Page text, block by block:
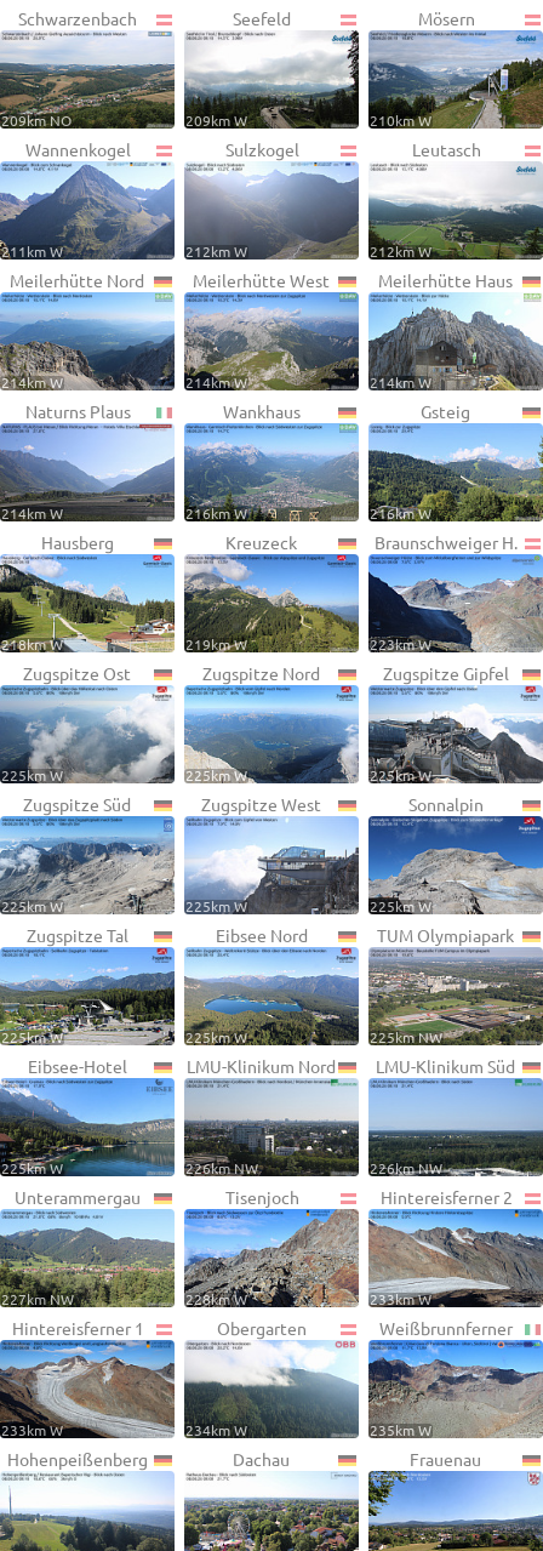
Schwarzenbach
209km NO
Seefeld
209km W
Mösern
210km W
Wannenkogel
211km W
Sulzkogel
212km W
Leutasch
212km W
Meilerhütte Nord
214km W
Meilerhütte West
214km W
Meilerhütte Haus
214km W
Naturns Plaus
214km W
Wankhaus
216km W
Gsteig
216km W
Hausberg
218km W
Kreuzeck
219km W
Braunschweiger H.
223km W
Zugspitze Ost
225km W
Zugspitze Nord
225km W
Zugspitze Gipfel
225km W
Zugspitze Süd
225km W
Zugspitze West
225km W
Sonnalpin
225km W
Zugspitze Tal
225km W
Eibsee Nord
225km W
TUM Olympiapark
225km NW
Eibsee-Hotel
225km W
LMU-Klinikum Nord
226km NW
LMU-Klinikum Süd
226km NW
Unterammergau
227km NW
Tisenjoch
228km W
Hintereisferner 2
233km W
Hintereisferner 1
233km W
Obergarten
234km W
Weißbrunnferner
235km W
Hohenpeißenberg Dachau Frauenau